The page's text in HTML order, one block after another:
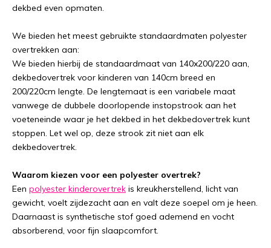
dekbed even opmaten.
We bieden het meest gebruikte standaardmaten polyester
overtrekken aan:
We bieden hierbij de standaardmaat van 140x200/220 aan,
dekbedovertrek voor kinderen van 140cm breed en
200/220cm lengte. De lengtemaat is een variabele maat
vanwege de dubbele doorlopende instopstrook aan het
voeteneinde waar je het dekbed in het dekbedovertrek kunt
stoppen. Let wel op, deze strook zit niet aan elk
dekbedovertrek.
Waarom kiezen voor een polyester overtrek?
Een polyester kinderovertrek is kreukherstellend, licht van
gewicht, voelt zijdezacht aan en valt deze soepel om je heen.
Daarnaast is synthetische stof goed ademend en vocht
absorberend, voor fijn slaapcomfort.